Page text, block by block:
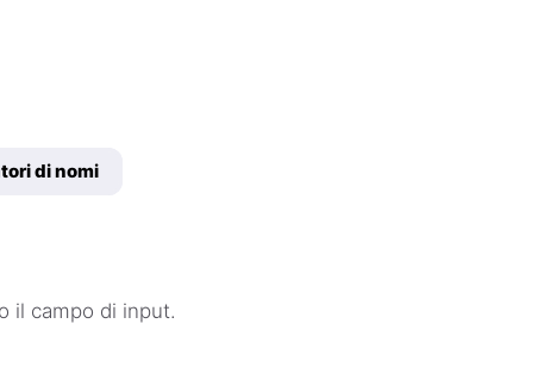
di nomi
il campo di input.